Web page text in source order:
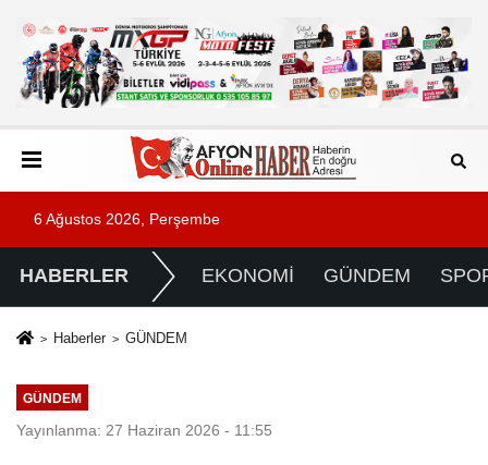
6 Ağustos 2026, Perşembe
HABERLER EKONOMİ GÜNDEM
Haberler GÜNDEM
GÜNDEM
Yayınlanma: 27 Haziran 2026 - 11:55